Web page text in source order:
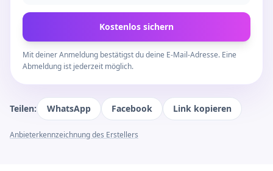
Kostenlos sichern
Mit deiner Anmeldung bestätigst du deine E-Mail-Adresse. Eine
Abmeldung ist jederzeit möglich.
Teilen: WhatsApp Facebook Link kopieren
Anbieterkennzeichnung des Erstellers